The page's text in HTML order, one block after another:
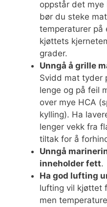
oppstår det
bør du steke
temperaturer på
kjøttets
grader.
Unngå å grille
Svidd mat tyder
lenge og på feil
over mye HCA
kylling). Ha
lenger vekk fra
tiltak for å
Unngå
inneholder fett.
Ha god lufting
lufting vil kjøttet
men